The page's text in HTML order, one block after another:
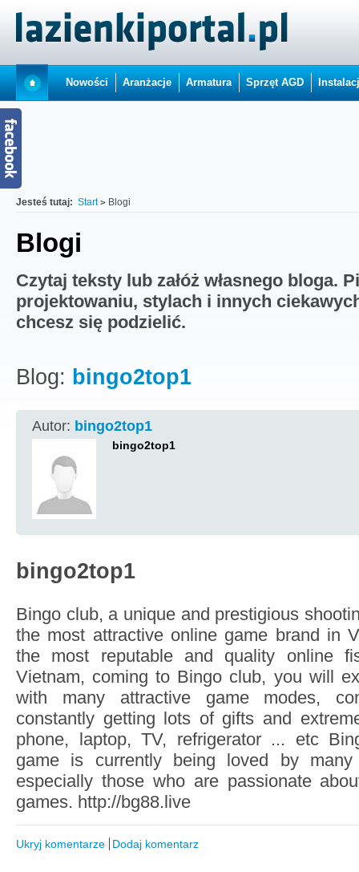
Nowości Aranżacje Armatura Sprzęt AGD
Jesteś tutaj: Start Blogi
Blogi
Czytaj teksty lub załóż własnego bloga.
projektowaniu, stylach i innych
chcesz się podzielić.
Blog: bingo2top1
Autor: bingo2top1
bingo2top1
bingo2top1
Bingo club, a unique and prestigious
the most attractive online game brand in
the most reputable and quality online
Vietnam, coming to Bingo club, you will
with many attractive game modes,
constantly getting lots of gifts and
phone, laptop, TV, refrigerator ... etc
game is currently being loved by
especially those who are passionate
games. http://bg88.live
Ukryj komentarze Dodaj komentarz